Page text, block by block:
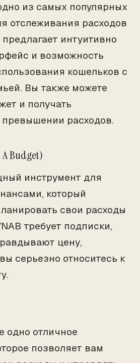
из самых популярных
отслеживания расходов
интуитивно
и возможность
кошельков с
Вы также можете
и получать
расходов.
A Budget)
инструмент для
который
свои расходы
требует подписки,
цену,
серьезно относитесь к
одно отличное
позволяет вам